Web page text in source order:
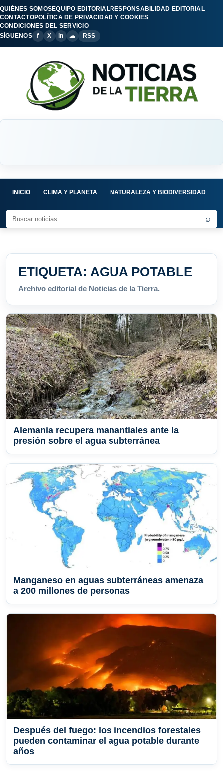
QUIÉNES SOMOSEQUIPO EDITORIALRESPONSABILIDAD EDITORIAL
CONTACTOPOLÍTICA DE PRIVACIDAD Y COOKIES
CONDICIONES DEL SERVICIO
SÍGUENOS
f X in ☁ RSS
INICIO CLIMA Y PLANETA NATURALEZA Y BIODIVERSIDAD
⌕
ETIQUETA: AGUA POTABLE
Archivo editorial de Noticias de la Tierra.
Alemania recupera manantiales ante la
presión sobre el agua subterránea
Manganeso en aguas subterráneas amenaza
a 200 millones de personas
Después del fuego: los incendios forestales
pueden contaminar el agua potable durante
años